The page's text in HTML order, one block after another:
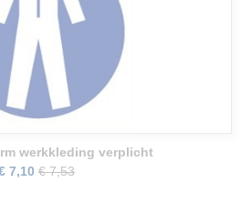
werkkleding verplicht
7,10 € 7,53